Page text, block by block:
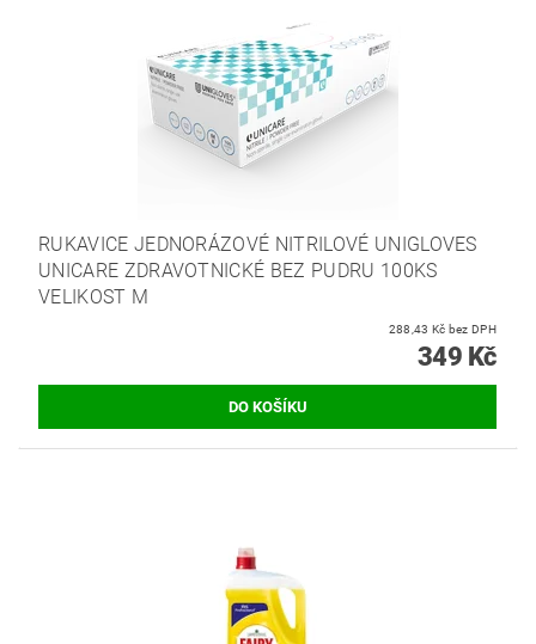
RUKAVICE JEDNORÁZOVÉ NITRILOVÉ UNIGLOVES
UNICARE ZDRAVOTNICKÉ BEZ PUDRU 100KS
VELIKOST M
288,43 Kč bez DPH
349 Kč